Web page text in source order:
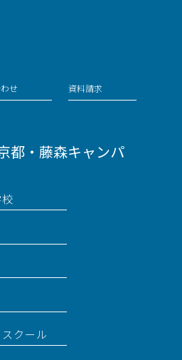
せ 資料請求
都・藤森キャンパ
クール